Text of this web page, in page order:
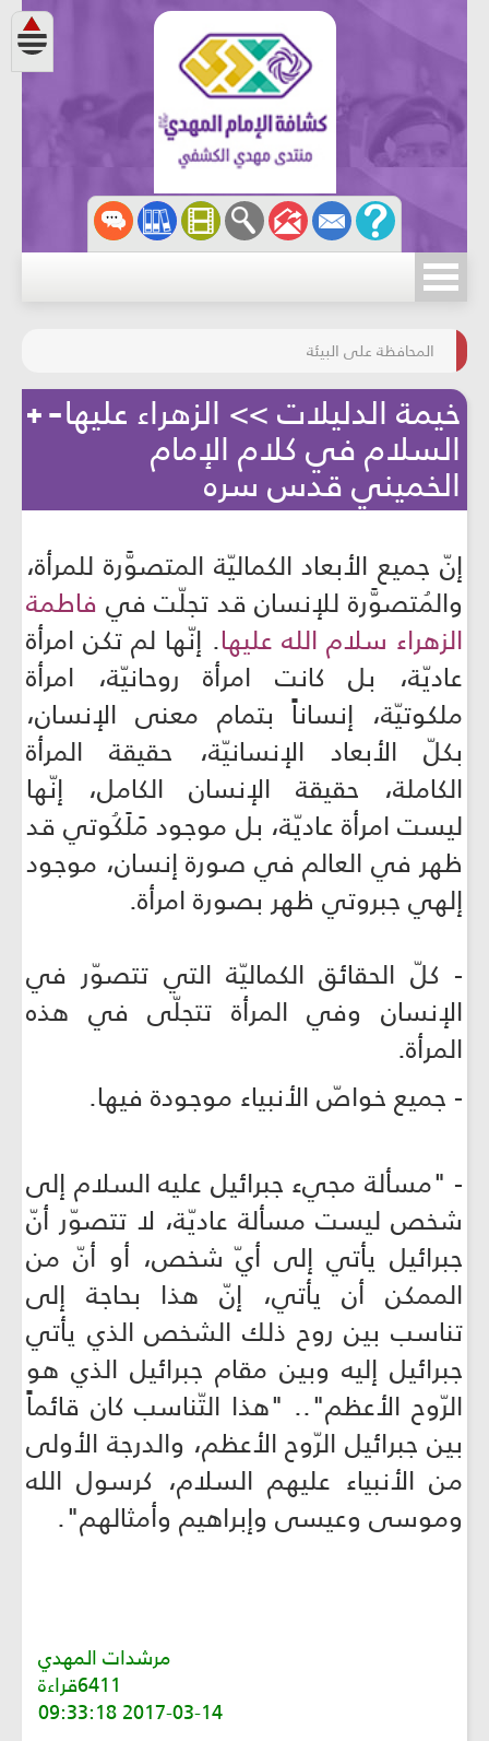
مسابقة الركب الحسينيّ
المحافظة على البيئة
خيمة الدليلات >> الزهراء عليها
السلام في كلام الإمام
الخميني قدس سره
إنّ جميع الأبعاد الكماليّة المتصوَّرة للمرأة،
والمُتصوَّرة للإنسان قد تجلّت في فاطمة
الزهراء سلام الله عليها. إنّها لم تكن امرأة
عاديّة، بل كانت امرأة روحانيّة، امرأة
ملكوتيّة، إنساناً بتمام معنى الإنسان،
بكلّ الأبعاد الإنسانيّة، حقيقة المرأة
الكاملة، حقيقة الإنسان الكامل، إنّها
ليست امرأة عاديّة، بل موجود مَلَكُوتي قد
ظهر في العالم في صورة إنسان، موجود
إلهي جبروتي ظهر بصورة امرأة.
- كلّ الحقائق الكماليّة التي تتصوّر في
الإنسان وفي المرأة تتجلّى في هذه
المرأة.
- جميع خواصّ الأنبياء موجودة فيها.
- "مسألة مجيء جبرائيل عليه السلام إلى
شخص ليست مسألة عاديّة، لا تتصوّر أنّ
جبرائيل يأتي إلى أيّ شخص، أو أنّ من
الممكن أن يأتي، إنّ هذا بحاجة إلى
تناسب بين روح ذلك الشخص الذي يأتي
جبرائيل إليه وبين مقام جبرائيل الذي هو
الرّوح الأعظم".. "هذا التّناسب كان قائماً
بين جبرائيل الرّوح الأعظم، والدرجة الأولى
من الأنبياء عليهم السلام، كرسول الله
وموسى وعيسى وإبراهيم وأمثالهم".
مرشدات المهدي
6411قراءة
2017-03-14 09:33:18